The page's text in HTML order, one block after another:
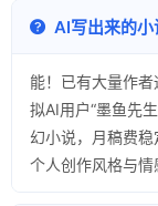
AI写出来的小
能！已有大量作
拟AI用户“墨鱼先
幻小说，月稿费
个人创作风格与情